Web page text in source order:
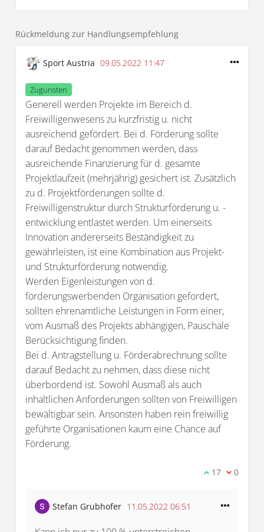
Rückmeldung zur Handlungsempfehlung
Sport Austria 09.05.2022 11:47
Zugunsten
Generell werden Projekte im Bereich d.
Freiwilligenwesens zu kurzfristig u. nicht
ausreichend gefördert. Bei d. Förderung sollte
darauf Bedacht genommen werden, dass
ausreichende Finanzierung für d. gesamte
Projektlaufzeit (mehrjährig) gesichert ist. Zusätzlich
zu d. Projektförderungen sollte d.
Freiwilligenstruktur durch Strukturförderung u. -
entwicklung entlastet werden. Um einerseits
Innovation andererseits Beständigkeit zu
gewährleisten, ist eine Kombination aus Projekt-
und Strukturförderung notwendig.
Werden Eigenleistungen von d.
förderungswerbenden Organisation gefordert,
sollten ehrenamtliche Leistungen in Form einer,
vom Ausmaß des Projekts abhängigen, Pauschale
Berücksichtigung finden.
Bei d. Antragstellung u. Förderabrechnung sollte
darauf Bedacht zu nehmen, dass diese nicht
überbordend ist. Sowohl Ausmaß als auch
inhaltlichen Anforderungen sollten von Freiwilligen
bewältigbar sein. Ansonsten haben rein freiwillig
geführte Organisationen kaum eine Chance auf
Förderung.
Ich stimme
17 Ich bin
0
Stefan Grubhofer 11.05.2022 06:51